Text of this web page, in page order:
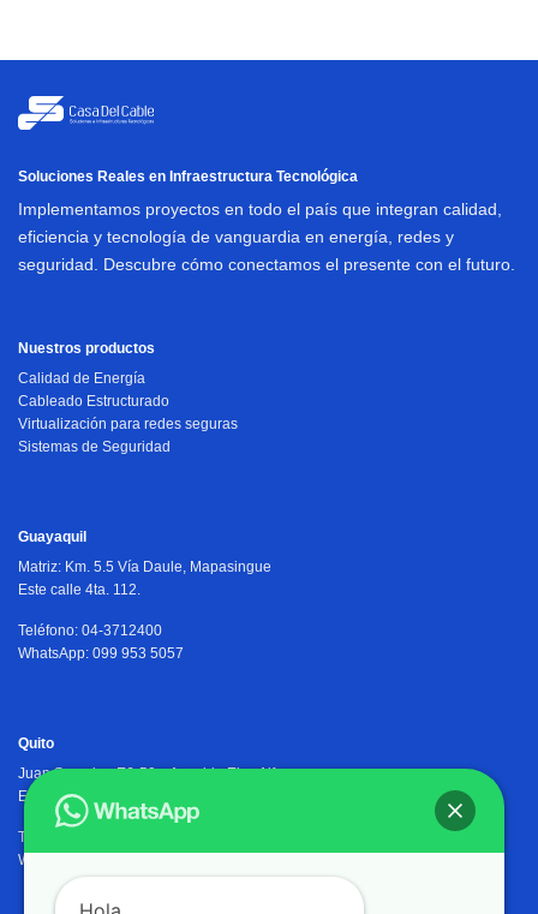
Soluciones Reales en Infraestructura Tecnológica
Implementamos proyectos en todo el país que integran calidad,
eficiencia y tecnología de vanguardia en energía, redes y
seguridad. Descubre cómo conectamos el presente con el futuro.
Nuestros productos
Calidad de Energía
Cableado Estructurado
Virtualización para redes seguras
Sistemas de Seguridad
Guayaquil
Matriz: Km. 5.5 Vía Daule, Mapasingue
Este calle 4ta. 112.
Teléfono: 04-3712400
WhatsApp: 099 953 5057
Quito
Juan Severino E6-59 y Avenida Eloy Alfaro,
Edificio Osiris Plaza, PB.
Teléfono: 02-2905402
WhatsApp: 099 953 5057